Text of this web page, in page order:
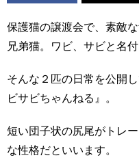
保護猫の譲渡会で、素敵
兄弟猫。ワビ、サビと名付
そんな２匹の日常を公開
ビサビちゃんねる』。
短い団子状の尻尾がトレ
な性格だといいます。